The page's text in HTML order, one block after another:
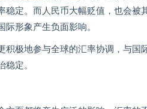
稳定。而人民币大幅贬值，也会
际形象产生负面影响。
积极地参与全球的汇率协调，与
稳定。